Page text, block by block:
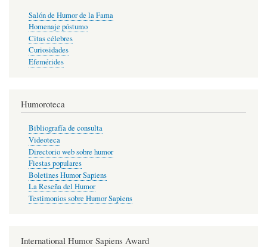
Salón de Humor de la Fama
Homenaje póstumo
Citas célebres
Curiosidades
Efemérides
Humoroteca
Bibliografía de consulta
Videoteca
Directorio web sobre humor
Fiestas populares
Boletines Humor Sapiens
La Reseña del Humor
Testimonios sobre Humor Sapiens
International Humor Sapiens Award